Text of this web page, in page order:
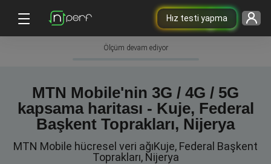
Hız testi yapma
Ölçüm devam ediyor
MTN Mobile'nin 3G / 4G / 5G
kapsama haritası - Kuje, Federal
Başkent Toprakları, Nijerya
MTN Mobile hücresel veri ağıKuje, Federal Başkent
Toprakları, Nijerya